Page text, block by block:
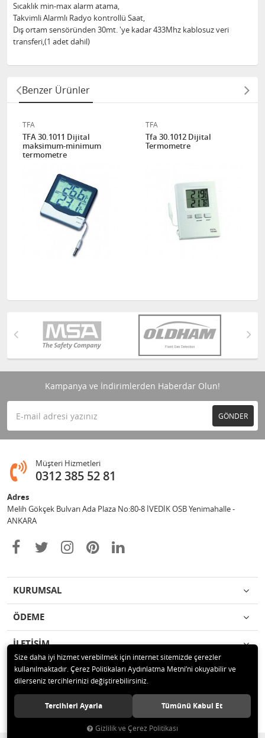
Sıcaklık min-max alarm atama,
Takvimli Alarmlı Radyo kontrollü Saat,
Dış ortam sensöründen 30mt. 'ye kadar 433Mhz kablosuz veri
transferi,(1 adet dahil)
Benzer Ürünler
TFA
TFA 30.1011 Dijital
maksimum-minimum
termometre
TFA
Tfa 30.1012 Dijital
Termometre
Kampanya ve İndirimlerden Haberdar Olun!
GÖNDER
Müşteri Hizmetleri
0312 385 52 81
Adres
Melih Gökçek Bulvarı Ada Plaza No:80-8 İVEDİK OSB Yenimahalle -
ANKARA
KURUMSAL
ÖDEME
İLETİŞİM
© 2020 ESA ÖLÇÜM VE TEST CİHAZLARI ELEKTRONİK SAN TİC LTD ŞTİ
Tüm hakları saklıdır.
Size daha iyi hizmet verebilmek için internet sitemizde çerezler
kullanılmaktadır. Çerez Politikaları Aydınlatma Metni’ni okuyabilir ve
dilerseniz tercihlerinizi değiştirebilirsiniz.
Tercihleri Ayarla Tümünü Kabul Et
Gizlilik ve Çerez Politikası